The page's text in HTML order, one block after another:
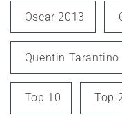
Oscar 2013
Quentin Tarantino
Top 10 Top